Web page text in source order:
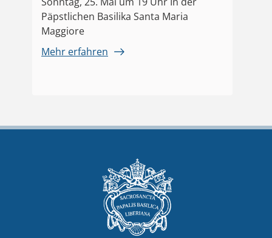
Päpstlichen Basilika Santa Maria
Maggiore
Mehr erfahren